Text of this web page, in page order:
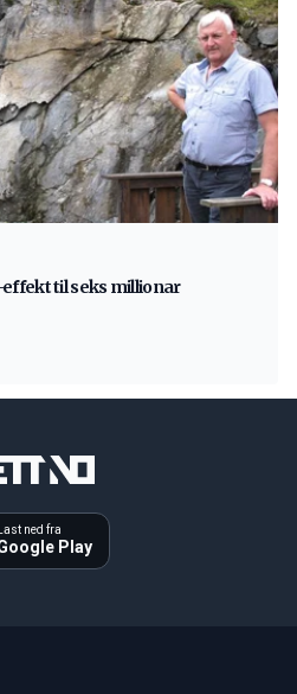
til seks millionar
Last ned fra
Play